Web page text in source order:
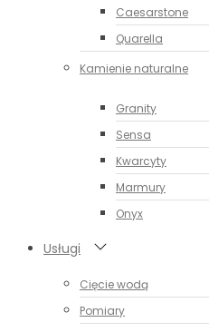
Caesarstone
Quarella
Kamienie naturalne
Granity
Sensa
Kwarcyty
Marmury
Onyx
Usługi
Cięcie wodą
Pomiary